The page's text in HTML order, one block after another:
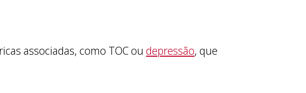
associadas, como TOC oudepressão, que